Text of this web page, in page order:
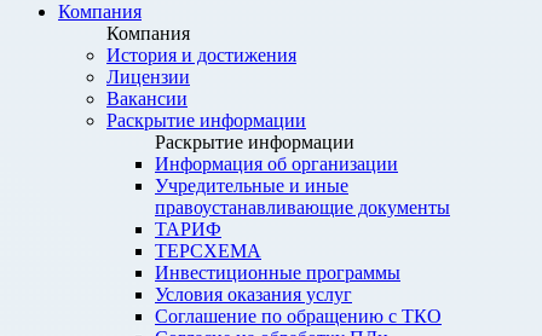
Компания
Компания
История и достижения
Лицензии
Вакансии
Раскрытие информации
Раскрытие информации
Информация об организации
Учредительные и иные
правоустанавливающие документы
ТАРИФ
ТЕРСХЕМА
Инвестиционные программы
Условия оказания услуг
Соглашение по обращению с ТКО